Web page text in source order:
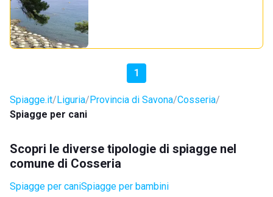
1
Spiagge.it Liguria Provincia di Savona Cosseria
Spiagge per cani
Scopri le diverse tipologie di spiagge nel
comune di Cosseria
Spiagge per caniSpiagge per bambini